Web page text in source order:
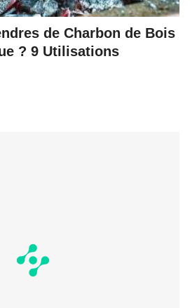
de Charbon de Bois
? 9 Utilisations